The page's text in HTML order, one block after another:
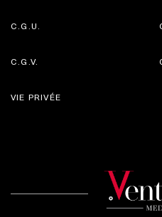
C.G.U.
C.G.V.
VIE PRIVÉE